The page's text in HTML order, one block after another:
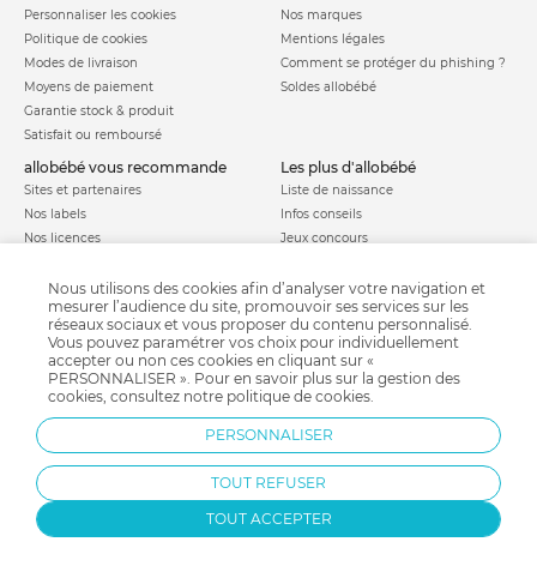
Personnaliser les cookies
Politique de cookies
Modes de livraison
Moyens de paiement
Garantie stock & produit
Satisfait ou remboursé
Nos marques
Mentions légales
Comment se protéger du phishing ?
Soldes allobébé
allobébé vous recommande
Sites et partenaires
Nos labels
Nos licences
les plus d'allobébé
Liste de naissance
Infos conseils
Jeux concours
Parrainage
Paiement sécurisé
Charte qualité
Protection par reCAPTCHA
Nous utilisons des cookies afin d’analyser votre navigation et
mesurer l’audience du site, promouvoir ses services sur les
réseaux sociaux et vous proposer du contenu personnalisé.
Vous pouvez paramétrer vos choix pour individuellement
accepter ou non ces cookies en cliquant sur «
PERSONNALISER ». Pour en savoir plus sur la gestion des
cookies, consultez notre politique de cookies.
PERSONNALISER
TOUT REFUSER
TOUT ACCEPTER